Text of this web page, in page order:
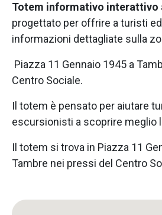
Totem informativo interattivo
progettato per offrire a turisti
informazioni dettagliate sulla
Piazza 11 Gennaio 1945 a
Centro Sociale.
Il totem è pensato per aiutare
escursionisti a scoprire meglio
Il totem si trova in Piazza 11
Tambre nei pressi del Centro